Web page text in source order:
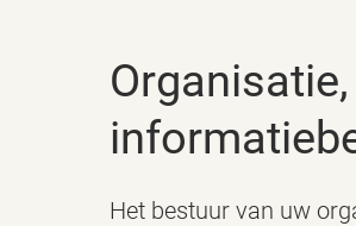
Organisatie, governance en compliance van
Het bestuur van uw